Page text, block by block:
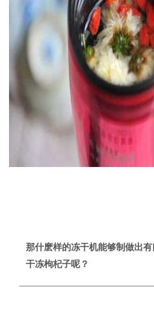
那什麽样的冻干机能够制做出
干冻枸杞子呢？